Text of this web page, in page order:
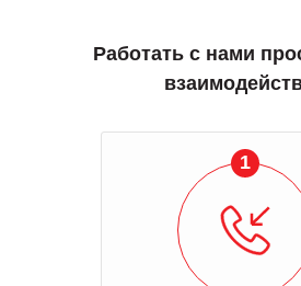
Работать с нами
1